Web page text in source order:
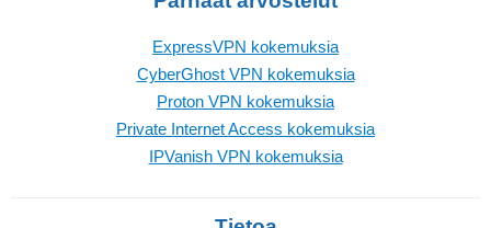
ExpressVPN kokemuksia
CyberGhost VPN kokemuksia
Proton VPN kokemuksia
Private Internet Access kokemuksia
IPVanish VPN kokemuksia